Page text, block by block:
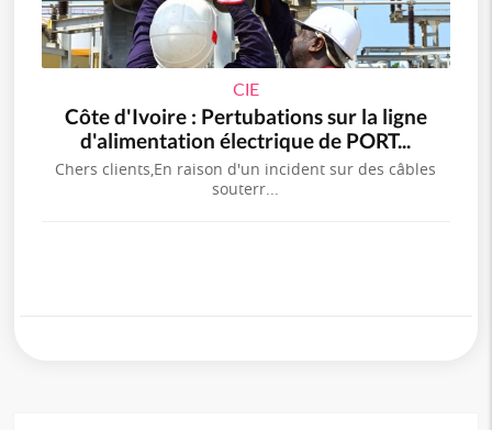
CIE
Côte d'Ivoire : Pertubations sur la ligne
d'alimentation électrique de PORT...
Chers clients,En raison d'un incident sur des câbles
souterr...